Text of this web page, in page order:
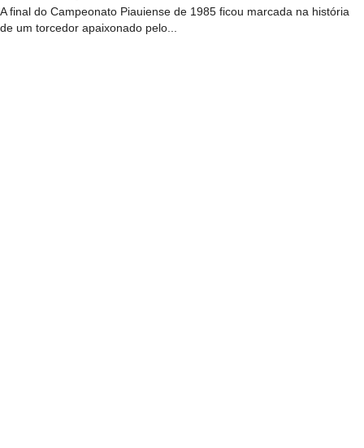
A final do Campeonato Piauiense de 1985 ficou marcada na história
de um torcedor apaixonado pelo...